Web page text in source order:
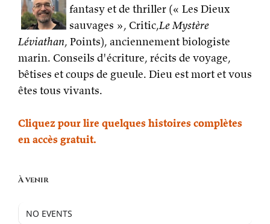
fantasy et de thriller (« Les Dieux
sauvages », Critic,Le Mystère
Léviathan, Points), anciennement biologiste
marin. Conseils d'écriture, récits de voyage,
bêtises et coups de gueule. Dieu est mort et vous
êtes tous vivants.
Cliquez pour lire quelques histoires complètes
en accès gratuit.
À venir
NO EVENTS